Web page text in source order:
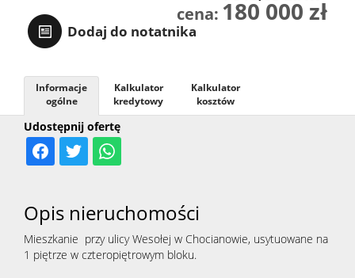
RODO
cena: 180 000 zł
Dodaj do notatnika
Udostępnij ofertę
Informacje
ogólne
Kalkulator
kredytowy
Kalkulator
kosztów
Opis nieruchomości
Mieszkanie przy ulicy Wesołej w Chocianowie, usytuowane na
1 piętrze w czteropiętrowym bloku.